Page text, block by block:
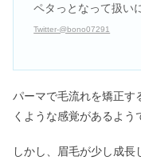
ペタっとなって扱い
Twitter-@bono07291
パーマで毛流れを矯正す
くような感覚があるよう
しかし、眉毛が少し成